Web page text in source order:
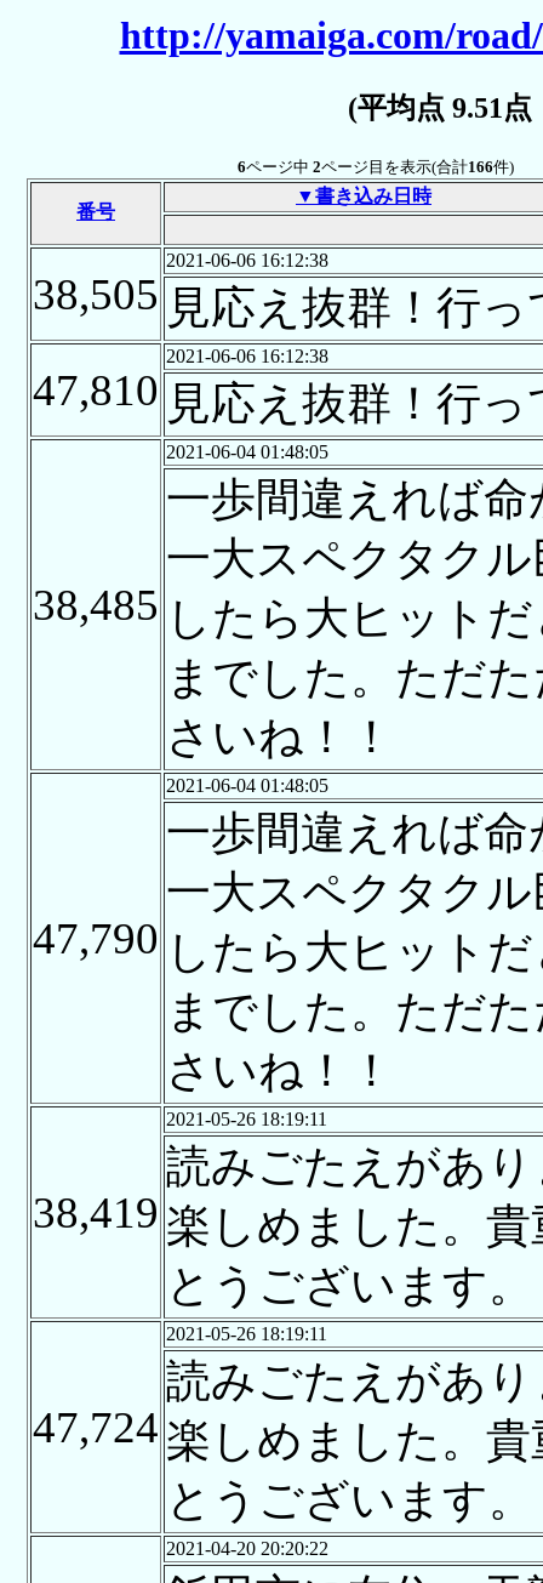
http://yamaiga.com/
(平均点 9.51
6ページ中 2ページ目を表示(合計166件)
番号
▼書き込み日時
38,505
2021-06-06 16:12:38
見応え抜群！行
47,810
2021-06-06 16:12:38
見応え抜群！行
38,485
2021-06-04 01:48:05
一歩間違えれば
一大スペクタク
したら大ヒット
までした。ただ
さいね！！
47,790
2021-06-04 01:48:05
一歩間違えれば
一大スペクタク
したら大ヒット
までした。ただ
さいね！！
38,419
2021-05-26 18:19:11
読みごたえがあ
楽しめました。
とうございます。
47,724
2021-05-26 18:19:11
読みごたえがあ
楽しめました。
とうございます。
2021-04-20 20:20:22